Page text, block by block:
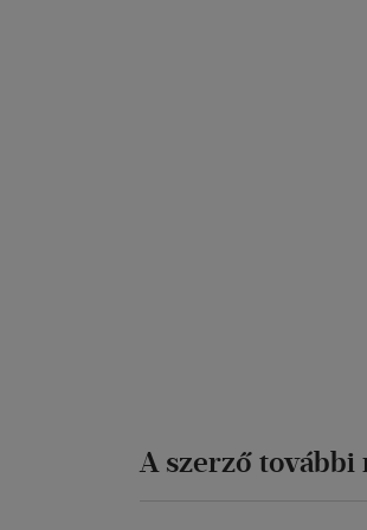
A szerző további